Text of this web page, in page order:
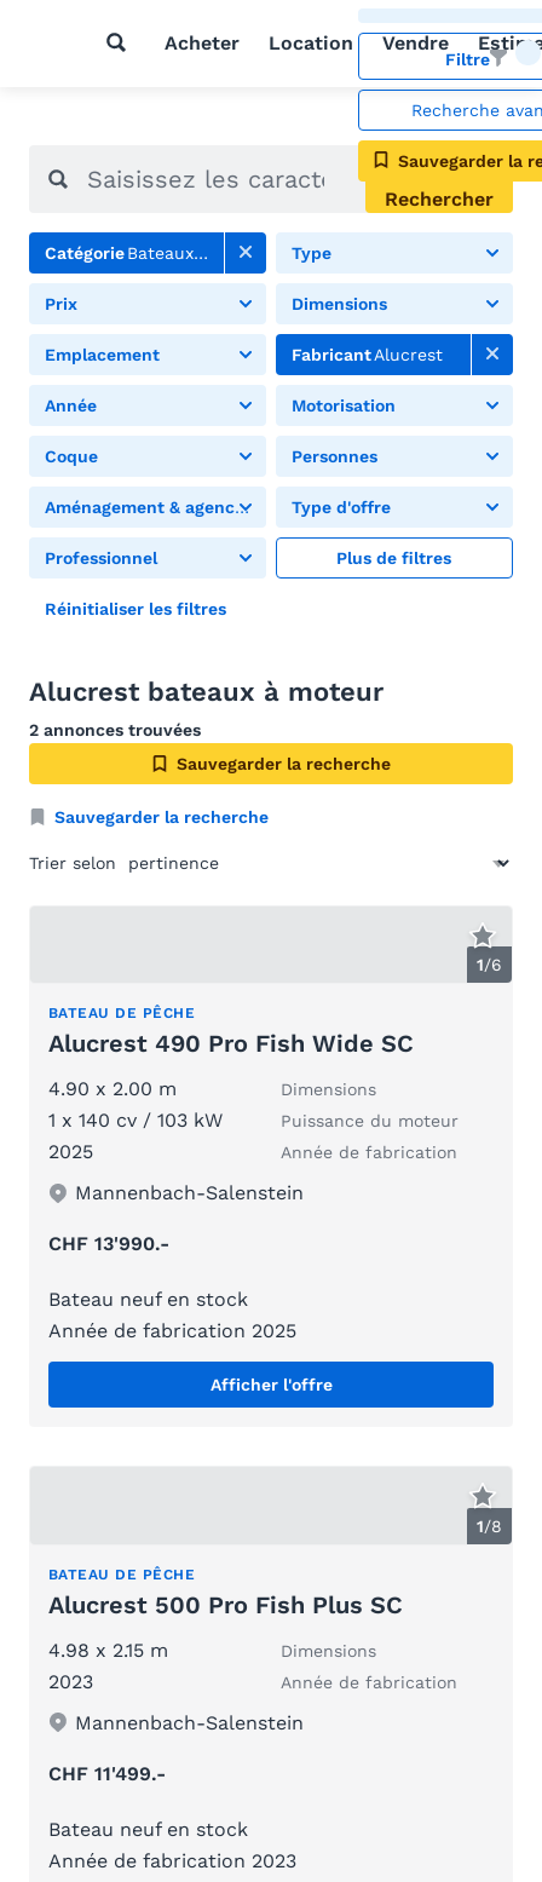
Acheter Location Vendre
Filtre
Recherche
Sauvegarder la
Rechercher
CatégorieBateaux à moteur Type
Prix Dimensions
Emplacement FabricantAlucrest
Année Motorisation
Coque Personnes
Aménagement & agencement Type d'offre
Professionnel Plus de filtres
Réinitialiser les filtres
Alucrest bateaux à moteur
2 annonces trouvées
Sauvegarder la recherche
Sauvegarder la recherche
Trier selon
1/6
BATEAU DE PÊCHE
Alucrest 490 Pro Fish Wide SC
4.90 x 2.00 m Dimensions
1 x 140 cv / 103 kW Puissance du moteur
2025 Année de fabrication
Mannenbach-Salenstein
CHF 13'990.-
Bateau neuf en stock
Année de fabrication 2025
Afficher l'offre
1/8
BATEAU DE PÊCHE
Alucrest 500 Pro Fish Plus SC
4.98 x 2.15 m Dimensions
2023 Année de fabrication
Mannenbach-Salenstein
CHF 11'499.-
Bateau neuf en stock
Année de fabrication 2023